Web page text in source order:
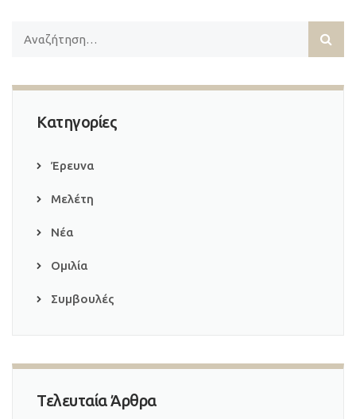
Κατηγορίες
Έρευνα
Μελέτη
Νέα
Ομιλία
Συμβουλές
Τελευταία Άρθρα